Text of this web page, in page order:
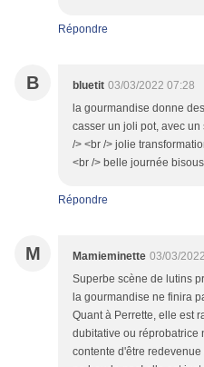
Répondre
B bluetit 03/03/2022 07:28
la gourmandise donne
casser un joli pot, avec
/> <br /> jolie
<br /> belle journée bisous
Répondre
M Mamieminette 03/03/
Superbe scène de lutins
la gourmandise ne finira
Quant à Perrette, elle est
dubitative ou réprobatrice
contente d'être